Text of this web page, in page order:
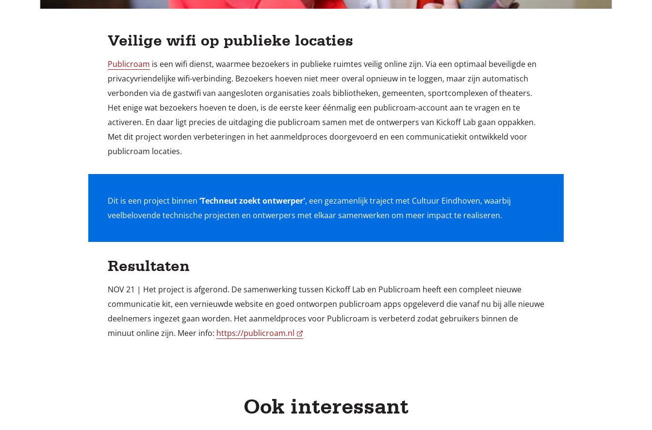
Veilige wifi op publieke locaties
Publicroam is een wifi dienst, waarmee bezoekers in publieke ruimtes veilig online zijn. Via een optimaal beveiligde en
privacyvriendelijke wifi-verbinding. Bezoekers hoeven niet meer overal opnieuw in te loggen, maar zijn automatisch
verbonden via de gastwifi van aangesloten organisaties zoals bibliotheken, gemeenten, sportcomplexen of theaters.
Het enige wat bezoekers hoeven te doen, is de eerste keer éénmalig een publicroam-account aan te vragen en te
activeren. En daar ligt precies de uitdaging die publicroam samen met de ontwerpers van Kickoff Lab gaan oppakken.
Met dit project worden verbeteringen in het aanmeldproces doorgevoerd en een communicatiekit ontwikkeld voor
publicroam locaties.
Dit is een project binnen ‘Techneut zoekt ontwerper', een gezamenlijk traject met Cultuur Eindhoven, waarbij
veelbelovende technische projecten en ontwerpers met elkaar samenwerken om meer impact te realiseren.
Resultaten
NOV 21 | Het project is afgerond. De samenwerking tussen Kickoff Lab en Publicroam heeft een compleet nieuwe
communicatie kit, een vernieuwde website en goed ontworpen publicroam apps opgeleverd die vanaf nu bij alle nieuwe
deelnemers ingezet gaan worden. Het aanmeldproces voor Publicroam is verbeterd zodat gebruikers binnen de
minuut online zijn. Meer info: https://publicroam.nl
Ook interessant